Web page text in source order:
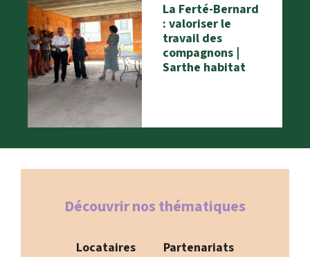
La Ferté-Bernard
: valoriser le
travail des
compagnons |
Sarthe habitat
Découvrir nos thématiques
Locataires
Partenariats